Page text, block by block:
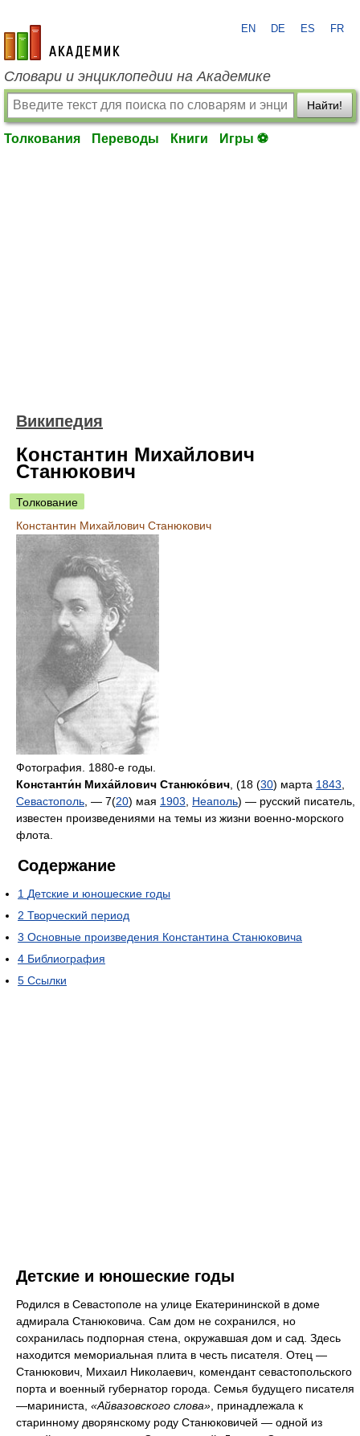
academic.ru
EN DE ES FR
Словари и энциклопедии на Академике
Найти!
Толкования Переводы Книги Игры ⚽
Википедия
Константин Михайлович
Станюкович
Толкование
Константин Михайлович Станюкович
Фотография. 1880-е годы.
Константи́н Миха́йлович Станюко́вич, (18 (30) марта 1843,
Севастополь, — 7(20) мая 1903, Неаполь) — русский писатель,
известен произведениями на темы из жизни военно-морского
флота.
Содержание
1 Детские и юношеские годы
2 Творческий период
3 Основные произведения Константина Станюковича
4 Библиография
5 Ссылки
Детские и юношеские годы
Родился в Севастополе на улице Екатерининской в доме
адмирала Станюковича. Сам дом не сохранился, но
сохранилась подпорная стена, окружавшая дом и сад. Здесь
находится мемориальная плита в честь писателя. Отец —
Станюкович, Михаил Николаевич, комендант севастопольского
порта и военный губернатор города. Семья будущего писателя
—мариниста, «Айвазовского слова», принадлежала к
старинному дворянскому роду Станюковичей — одной из